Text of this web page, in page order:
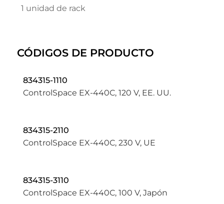
1 unidad de rack
CÓDIGOS DE PRODUCTO
834315-1110
ControlSpace EX-440C, 120 V, EE. UU.
834315-2110
ControlSpace EX-440C, 230 V, UE
834315-3110
ControlSpace EX-440C, 100 V, Japón